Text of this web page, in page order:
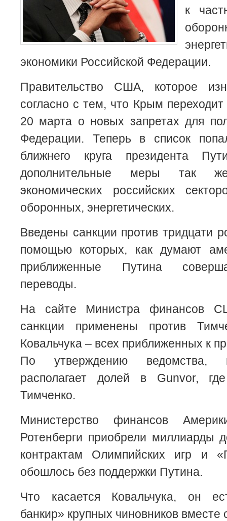
к
экономики Российской Федерации.
Правительство США, которое
согласно с тем, что Крым
20 марта о новых запретах для
Федерации. Теперь в список
ближнего круга президента
дополнительные меры так
экономических российских
оборонных, энергетических.
Введены санкции против тридцати
помощью которых, как думают
приближенные Путина
переводы.
На сайте Министра финансов
санкции применены против
Ковальчука – всех приближенных к
По утверждению ведомства,
располагает долей в Gunvor,
Тимченко.
Министерство финансов
Ротенберги приобрели миллиарды
контрактам Олимпийских игр и
обошлось без поддержки Путина.
Что касается Ковальчука, он
банкир» крупных чиновников